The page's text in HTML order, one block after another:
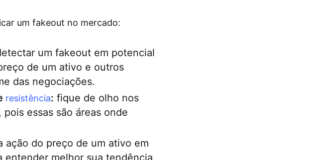
um fakeout no mercado:
um fakeout em potencial
de um ativo e outros
das negociações.
resistência: fique de olho nos
essas são áreas onde
ação do preço de um ativo em
melhor sua tendência